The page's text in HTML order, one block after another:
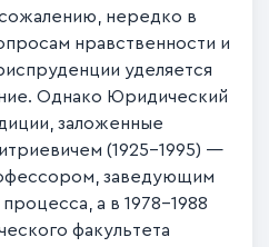
нередко в
нравственности и
уделяется
Однако Юридический
заложенные
(1925–1995) —
заведующим
а в 1978–1988
факультета